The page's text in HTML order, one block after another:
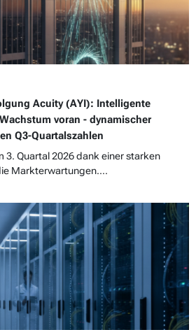
Acuity (AYI): Intelligente
voran - dynamischer
Q3-Quartalszahlen
3. Quartal 2026 dank einer starken
Markterwartungen....